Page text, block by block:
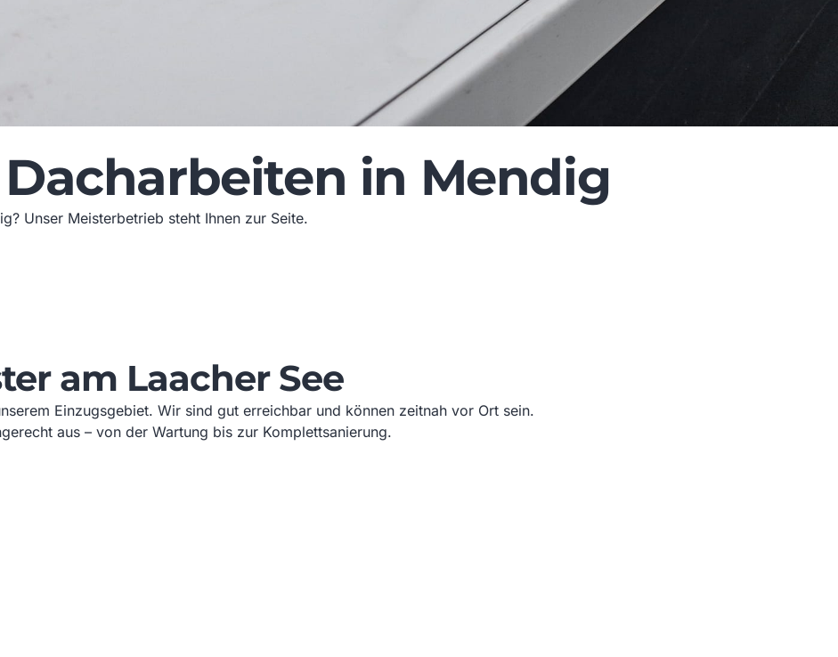
in Mendig
Unser Meisterbetrieb steht Ihnen zur Seite.
am Laacher See
Einzugsgebiet. Wir sind gut erreichbar und können zeitnah vor Ort sein.
aus – von der Wartung bis zur Komplettsanierung.